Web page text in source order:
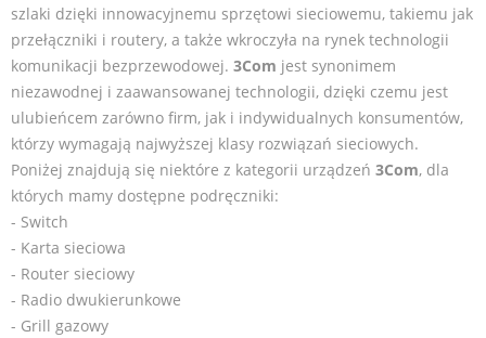
szlaki dzięki innowacyjnemu sprzętowi sieciowemu, takiemu jak
przełączniki i routery, a także wkroczyła na rynek technologii
komunikacji bezprzewodowej. 3Com jest synonimem
niezawodnej i zaawansowanej technologii, dzięki czemu jest
ulubieńcem zarówno firm, jak i indywidualnych konsumentów,
którzy wymagają najwyższej klasy rozwiązań sieciowych.
Poniżej znajdują się niektóre z kategorii urządzeń 3Com, dla
których mamy dostępne podręczniki:
- Switch
- Karta sieciowa
- Router sieciowy
- Radio dwukierunkowe
- Grill gazowy